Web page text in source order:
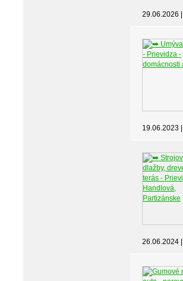
29.06.2026 |
19.06.2023 |
26.06.2024 |